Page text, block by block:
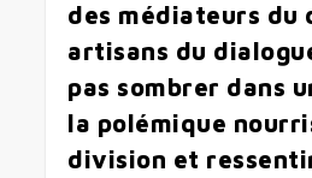
des médiateurs du
artisans du
pas sombrer dans
la polémique
division et